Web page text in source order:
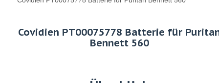
Covidien PT00075778 Batterie für
Bennett 560